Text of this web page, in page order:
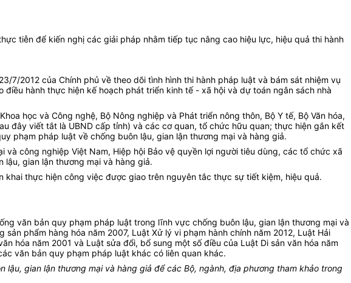
tiễn để kiến nghị các giải pháp nhằm tiếp tục nâng cao hiệu lực, hiệu quả thi hành
7/2012 của Chính phủ về theo dõi tình hình thi hành pháp luật và bám sát nhiệm vụ
hành thực hiện kế hoạch phát triển kinh tế - xã hội và dự toán ngân sách nhà
học và Công nghệ, Bộ Nông nghiệp và Phát triển nông thôn, Bộ Y tế, Bộ Văn hóa,
đây viết tắt là UBND cấp tỉnh) và các cơ quan, tổ chức hữu quan; thực hiện gắn kết
phạm pháp luật về chống buôn lậu, gian lận thương mại và hàng giả.
công nghiệp Việt Nam, Hiệp hội Bảo vệ quyền lợi người tiêu dùng, các tổ chức xã
gian lận thương mại và hàng giả.
thực hiện công việc được giao trên nguyên tắc thực sự tiết kiệm, hiệu quả.
văn bản quy phạm pháp luật trong lĩnh vực chống buôn lậu, gian lận thương mại và
phẩm hàng hóa năm 2007, Luật Xử lý vi phạm hành chính năm 2012, Luật Hải
hóa năm 2001 và Luật sửa đổi, bổ sung một số điều của Luật Di sản văn hóa năm
văn bản quy phạm pháp luật khác có liên quan khác.
gian lận thương mại và hàng giả để các Bộ, ngành, địa phương tham khảo trong